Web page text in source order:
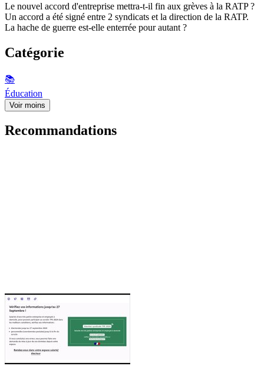
Le nouvel accord d'entreprise mettra-t-il fin aux grèves à la RATP ?
Un accord a été signé entre 2 syndicats et la direction de la RATP.
La hache de guerre est-elle enterrée pour autant ?
Catégorie
📚
Éducation
Voir moins
Recommandations